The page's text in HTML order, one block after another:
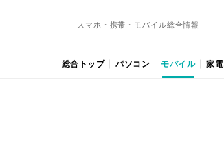
スマホ・携帯・モバイル総合情報
総合トップ パソコン モバイル 家電